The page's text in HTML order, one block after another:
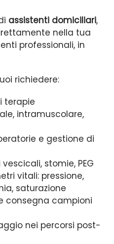
assistenti domiciliari,
nella tua
professionali, in
richiedere:
terapie
intramuscolare,
e gestione di
stomie, PEG
vitali: pressione,
saturazione
consegna campioni
nei percorsi post-